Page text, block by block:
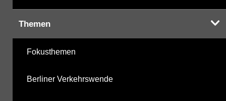
Themen
Fokusthemen
Berliner Verkehrswende